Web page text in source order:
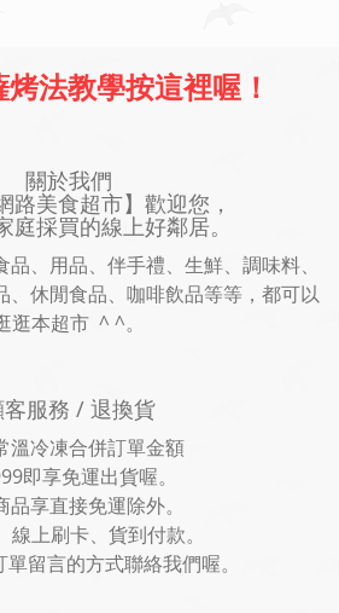
法教學按這裡喔！
關於我們
路美食超市】歡迎您，
庭採買的線上好鄰居。
品、用品、伴手禮、生鮮、調味料、
、休閒食品、咖啡飲品等等，都可以
逛本超市 ^ ^。
客服務 / 退換貨
溫冷凍合併訂單金額
即享免運出貨喔。
品享直接免運除外。
線上刷卡、貨到付款。
留言的方式聯絡我們喔。